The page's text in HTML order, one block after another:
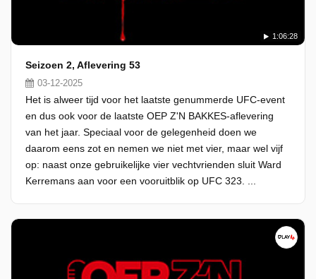
1:06:28
Seizoen 2, Aflevering 53
03-12-2025
Het is alweer tijd voor het laatste genummerde UFC-event
en dus ook voor de laatste OEP Z'N BAKKES-aflevering
van het jaar. Speciaal voor de gelegenheid doen we
daarom eens zot en nemen we niet met vier, maar wel vijf
op: naast onze gebruikelijke vier vechtvrienden sluit Ward
Kerremans aan voor een vooruitblik op UFC 323. ...